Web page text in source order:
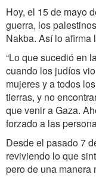
Hoy, el 15 de mayo
guerra, los
Nakba. Así lo afirma
“Lo que sucedió en
cuando los judíos
mujeres y a todos
tierras, y no
que venir a Gaza.
forzado a las
Desde el pasado 7
reviviendo lo que
pero de una manera